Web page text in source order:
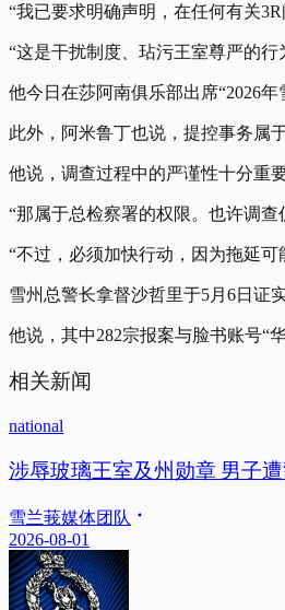
“我已要求明确声明，在任何有关
“这是干扰制度、玷污王室尊严的
他今日在莎阿南俱乐部出席“2026
此外，阿米鲁丁也说，提控事务属
他说，调查过程中的严谨性十分重
“那属于总检察署的权限。也许调
“不过，必须加快行动，因为拖延
雪州总警长拿督沙哲里于5月6日证
他说，其中282宗报案与脸书账号“
相关新闻
national
涉辱玻璃王室及州勋章 男子
雪兰莪媒体团队
2026-08-01